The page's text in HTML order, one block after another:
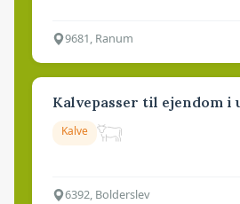
9681, Ranum
Kalvepasser til ejendom i
Kalve
6392, Bolderslev